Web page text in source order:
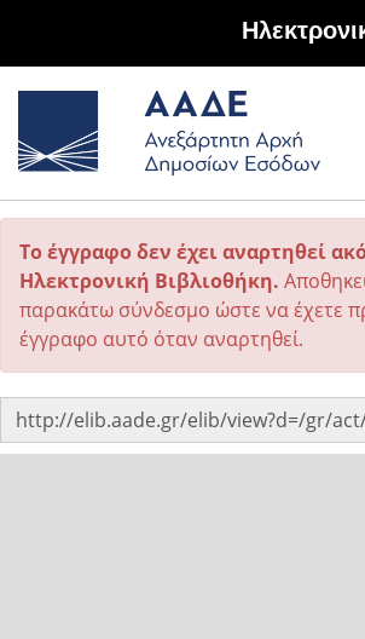
Το έγγραφο δεν έχει αναρτηθεί
Ηλεκτρονική Βιβλιοθήκη.
παρακάτω σύνδεσμο ώστε να έχετε
έγγραφο αυτό όταν αναρτηθεί.